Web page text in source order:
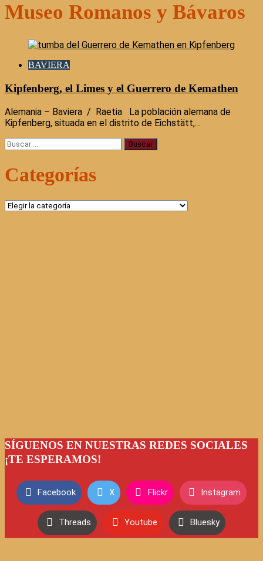
Museo Romanos y Bávaros
BAVIERA
Kipfenberg, el Limes y el Guerrero de Kemathen
Alemania – Baviera / Raetia La población alemana de
Kipfenberg, situada en el distrito de Eichstätt,…
Buscar:
Categorías
Categorías
SÍGUENOS EN NUESTRAS REDES SOCIALES
¡TE ESPERAMOS!
Facebook X Flickr Instagram
Threads Youtube Bluesky